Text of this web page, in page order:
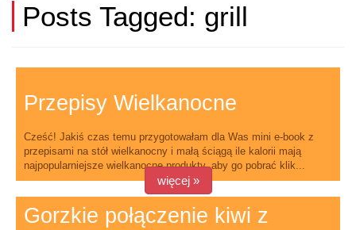
Posts Tagged: grill
Przepisy Wielkanocne
Cześć! Jakiś czas temu przygotowałam dla Was mini e-book z
przepisami na stół wielkanocny i małą ściągą ile kalorii mają
najpopularniejsze wielkanocne produkty, aby go pobrać klik...
więcej »
Gorzkie połączenie kiwi z